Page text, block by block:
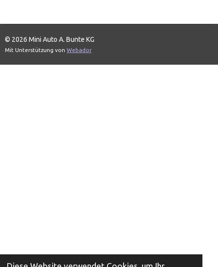
n
n
n
n
© 2026 Mini Auto A. Bunte KG
Mit Unterstützung von Webador